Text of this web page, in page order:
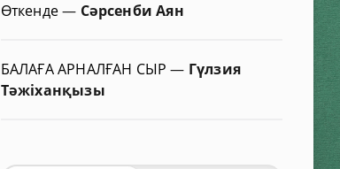
Өткенде— Сәрсенби Аян
БАЛАҒА АРНАЛҒАН СЫР— Гүлзия
Тәжіханқызы